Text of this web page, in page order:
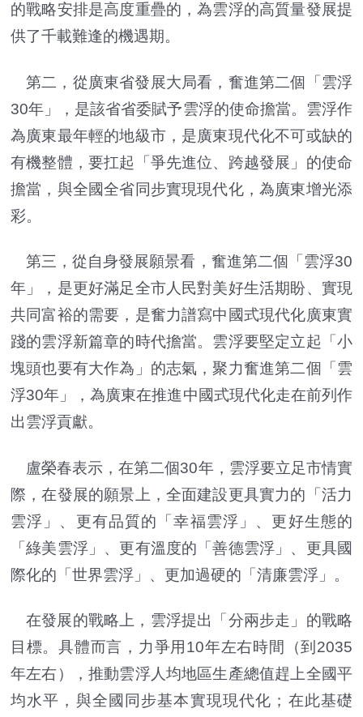
的戰略安排是高度重疊的，為雲浮的高質量發展提
供了千載難逢的機遇期。
第二，從廣東省發展大局看，奮進第二個「雲浮
30年」，是該省省委賦予雲浮的使命擔當。雲浮作
為廣東最年輕的地級市，是廣東現代化不可或缺的
有機整體，要扛起「爭先進位、跨越發展」的使命
擔當，與全國全省同步實現現代化，為廣東增光添
彩。
第三，從自身發展願景看，奮進第二個「雲浮30
年」，是更好滿足全市人民對美好生活期盼、實現
共同富裕的需要，是奮力譜寫中國式現代化廣東實
踐的雲浮新篇章的時代擔當。雲浮要堅定立起「小
塊頭也要有大作為」的志氣，聚力奮進第二個「雲
浮30年」，為廣東在推進中國式現代化走在前列作
出雲浮貢獻。
盧榮春表示，在第二個30年，雲浮要立足市情實
際，在發展的願景上，全面建設更具實力的「活力
雲浮」、更有品質的「幸福雲浮」、更好生態的
「綠美雲浮」、更有溫度的「善德雲浮」、更具國
際化的「世界雲浮」、更加過硬的「清廉雲浮」。
在發展的戰略上，雲浮提出「分兩步走」的戰略
目標。具體而言，力爭用10年左右時間（到2035
年左右），推動雲浮人均地區生產總值趕上全國平
均水平，與全國同步基本實現現代化；在此基礎